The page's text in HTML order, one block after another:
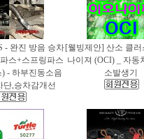
- 완진 방음 승차
스+스프링파스
- 하부진동소음
단,승차감개선
[웰빙제안] 산소 클
나이져 (OCI) _ 자동
소발생기